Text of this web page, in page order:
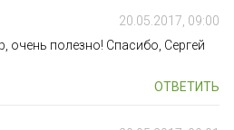
20.05.2017, 09:00
очень полезно! Спасибо, Сергей
ОТВЕТИТЬ